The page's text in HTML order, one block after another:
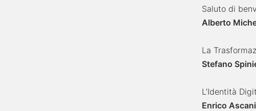
Saluto di
Alberto
La
Stefano
L’Identità
Enrico Ascani